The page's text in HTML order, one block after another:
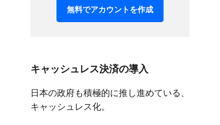
無料で​アカウントを​作成
キャッシュレス決済の​導入
日本の​政府も​積極的に​推し進めている、​
キャッシュレス化。